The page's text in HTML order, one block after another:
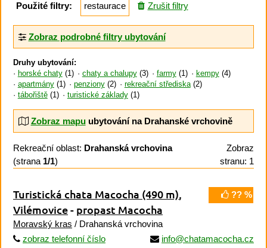
Použité filtry: restaurace Zrušit filtry
Zobraz podrobné filtry ubytování
Druhy ubytování:
horské chaty(1) chaty a chalupy(3) farmy(1) kempy(4)
apartmány(1) penziony(2) rekreační střediska(2)
tábořiště(1) turistické základy(1)
Zobraz mapuubytování na Drahanské vrchovině
Rekreační oblast: Drahanská vrchovina
(strana 1/1)
Zobraz
stranu: 1
?? %
Turistická chata Macocha (490 m),
Vilémovice- propast Macocha
Moravský kras / Drahanská vrchovina
zobraz telefonní číslo
info@chatamacocha.cz